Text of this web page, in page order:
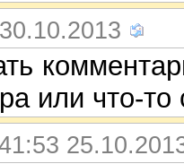
или что-то